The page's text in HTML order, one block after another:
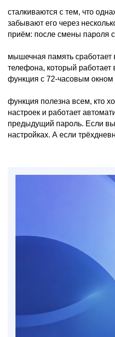
сталкиваются с тем, что
забывают его через
приём: после смены пароля
мышечная память сработает
телефона, который работает
функция с 72-часовым
функция полезна всем, кто
настроек и работает
предыдущий пароль. Если вы
настройках. А если